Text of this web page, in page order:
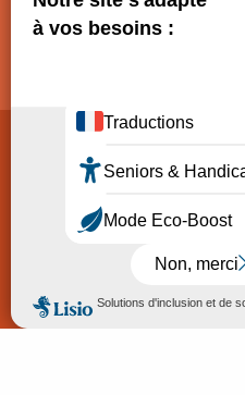
Politique de
Accessibilité